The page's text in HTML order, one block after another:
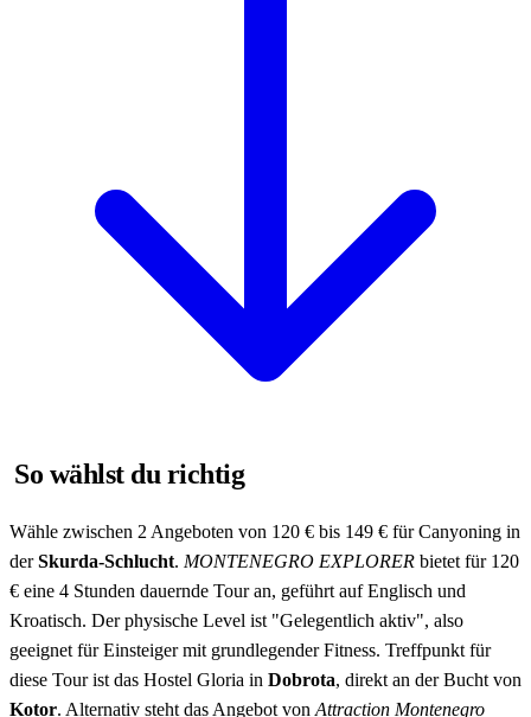
So wählst du richtig
Wähle zwischen 2 Angeboten von 120 € bis 149 € für Canyoning in
derSkurda-Schlucht. MONTENEGRO EXPLORER bietet für 120
€ eine 4 Stunden dauernde Tour an, geführt auf Englisch und
Kroatisch. Der physische Level ist "Gelegentlich aktiv", also
geeignet für Einsteiger mit grundlegender Fitness. Treffpunkt für
diese Tour ist das Hostel Gloria in Dobrota, direkt an der Bucht von
Kotor. Alternativ steht das Angebot von Attraction Montenegro